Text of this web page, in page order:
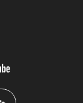
youtube-